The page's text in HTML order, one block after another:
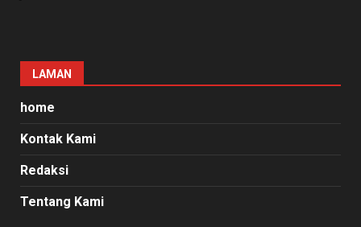
LAMAN
home
Kontak Kami
Redaksi
Tentang Kami